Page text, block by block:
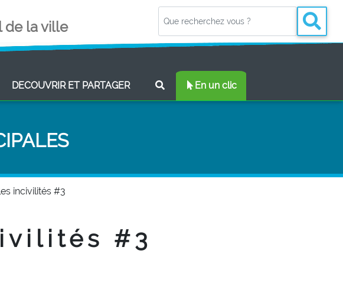
de la ville
DECOUVRIR ET PARTAGER(CURRENT) En un clic
incivilités #3
#3